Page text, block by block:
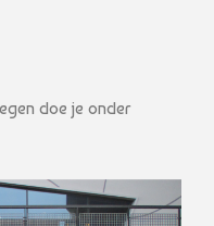
doe je onder